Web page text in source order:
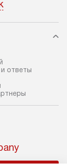
существующим
монтаж не
коммуникаций,
ответы